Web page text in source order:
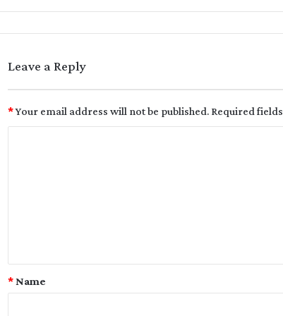
Leave a Reply
Your email address will not be published.Required
*
Name
*